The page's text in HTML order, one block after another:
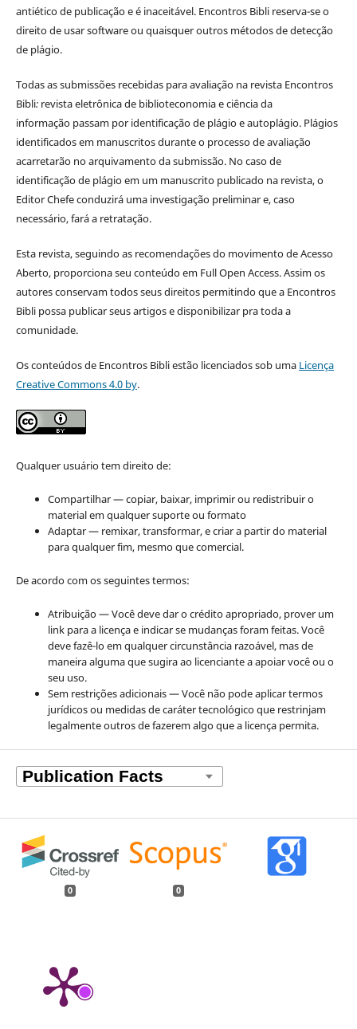
antiético de publicação e é inaceitável. Encontros Bibli reserva-se o
direito de usar software ou quaisquer outros métodos de detecção
de plágio.
Todas as submissões recebidas para avaliação na revista Encontros
Bibli: revista eletrônica de biblioteconomia e ciência da
informaçãopassam por identificação de plágio e autoplágio. Plágios
identificados em manuscritos durante o processo de avaliação
acarretarão no arquivamento da submissão. No caso de
identificação de plágio em um manuscrito publicado na revista, o
Editor Chefe conduzirá uma investigação preliminar e, caso
necessário, fará a retratação.
Esta revista, seguindo as recomendações do movimento de Acesso
Aberto, proporciona seu conteúdo em Full Open Access. Assim os
autores conservam todos seus direitos permitindo que a Encontros
Bibli possa publicar seus artigos e disponibilizar pra toda a
comunidade.
Os conteúdos de Encontros Bibli estão licenciados sob uma Licença
Creative Commons 4.0 by.
Qualquer usuário tem direito de:
Compartilhar — copiar, baixar, imprimir ou redistribuir o
material em qualquer suporte ou formato
Adaptar — remixar, transformar, e criar a partir do material
para qualquer fim, mesmo que comercial.
De acordo com os seguintes termos:
Atribuição — Você deve dar o crédito apropriado, prover um
link para a licença e indicar se mudanças foram feitas. Você
deve fazê-lo em qualquer circunstância razoável, mas de
maneira alguma que sugira ao licenciante a apoiar você ou o
seu uso.
Sem restrições adicionais — Você não pode aplicar termos
jurídicos ou medidas de caráter tecnológico que restrinjam
legalmente outros de fazerem algo que a licença permita.
0 0